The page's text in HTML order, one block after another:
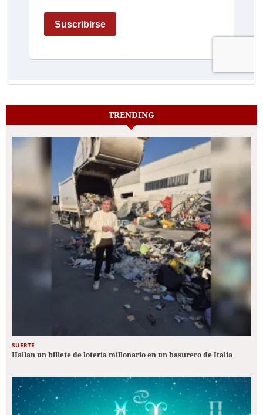
TRENDING
SUERTE
Hallan un billete de lotería millonario en un basurero de Italia